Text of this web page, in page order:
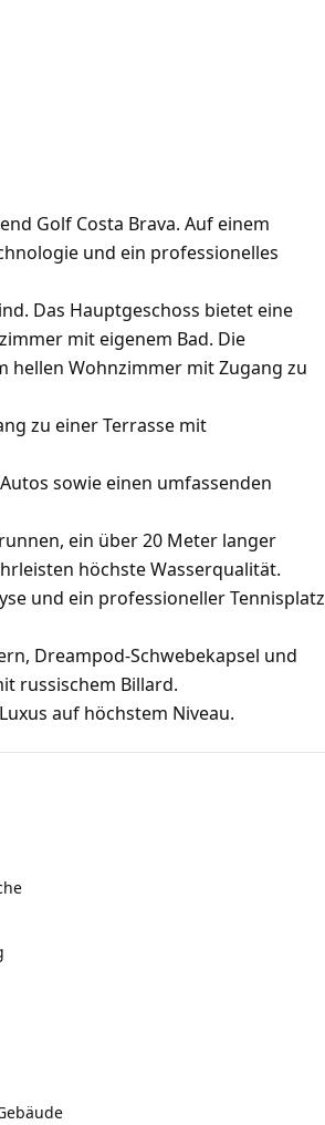
Golf Costa Brava. Auf einem
und ein professionelles
Das Hauptgeschoss bietet eine
mit eigenem Bad. Die
hellen Wohnzimmer mit Zugang zu
zu einer Terrasse mit
sowie einen umfassenden
ein über 20 Meter langer
höchste Wasserqualität.
und ein professioneller Tennisplatz
Dreampod-Schwebekapsel und
russischem Billard.
auf höchstem Niveau.